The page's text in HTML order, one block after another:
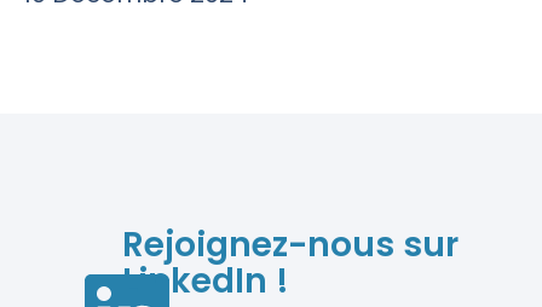
Rejoignez-nous sur
LinkedIn !